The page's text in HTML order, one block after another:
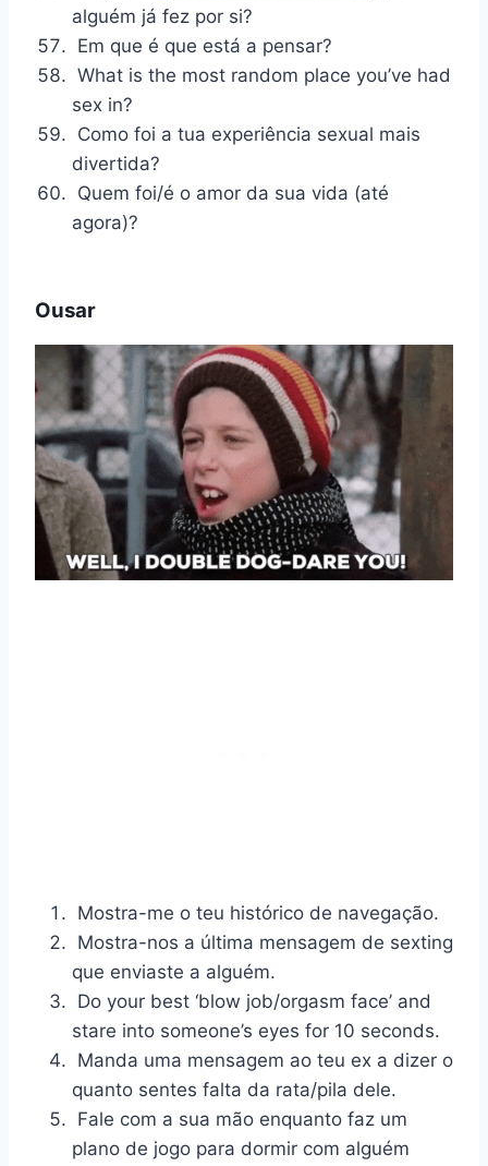
alguém já fez por si?
Em que é que está a pensar?
What is the most random place you’ve had
sex in?
Como foi a tua experiência sexual mais
divertida?
Quem foi/é o amor da sua vida (até
agora)?
Ousar
Mostra-me o teu histórico de navegação.
Mostra-nos a última mensagem de sexting
que enviaste a alguém.
Do your best ‘blow job/orgasm face’ and
stare into someone’s eyes for 10 seconds.
Manda uma mensagem ao teu ex a dizer o
quanto sentes falta da rata/pila dele.
Fale com a sua mão enquanto faz um
plano de jogo para dormir com alguém